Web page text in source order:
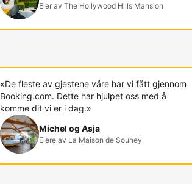
Eier av The Hollywood Hills Mansion
«De fleste av gjestene våre har vi fått gjennom
Booking.com. Dette har hjulpet oss med å
komme dit vi er i dag.»
Michel og Asja
Eiere av La Maison de Souhey